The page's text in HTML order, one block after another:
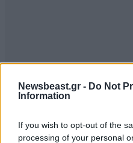
Newsbeast.gr - Do Not
Information
If you wish to opt-out of the
processing of your personal
0 ΣΧΌΛΙΑ